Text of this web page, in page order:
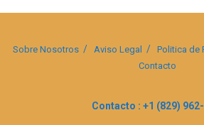
Sobre Nosotros Aviso Legal Politica de
Contacto
Contacto : +1 (829)